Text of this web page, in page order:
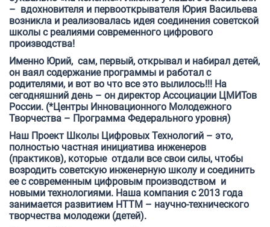
– вдохновителя и первооткрывателя Юрия Васильева
возникла и реализовалась идея соединения советской
школы с реалиями современного цифрового
производства!
Именно Юрий, сам, первый, открывал и набирал детей,
он ваял содержание программы и работал с
родителями, и вот во что все это вылилось!!! На
сегодняшний день – он директор Ассоциации ЦМИТов
России. (*Центры Инновационного Молодежного
Творчества – Программа Федерального уровня)
Наш Проект Школы Цифровых Технологий – это,
полностью частная инициатива инженеров
(практиков), которые отдали все свои силы, чтобы
возродить советскую инженерную школу и соединить
ее с современным цифровым производством и
новыми технологиями. Наша компания с 2013 года
занимается развитием НТТМ – научно-технического
творчества молодежи (детей).